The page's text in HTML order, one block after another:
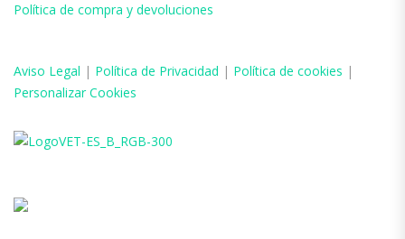
Política de compra y devoluciones
Aviso Legal | Política de Privacidad | Política de cookies |
Personalizar Cookies